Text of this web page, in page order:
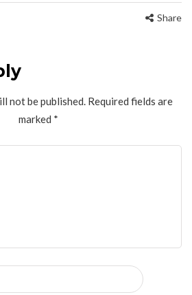
Share
not be published. Required fields are
marked *